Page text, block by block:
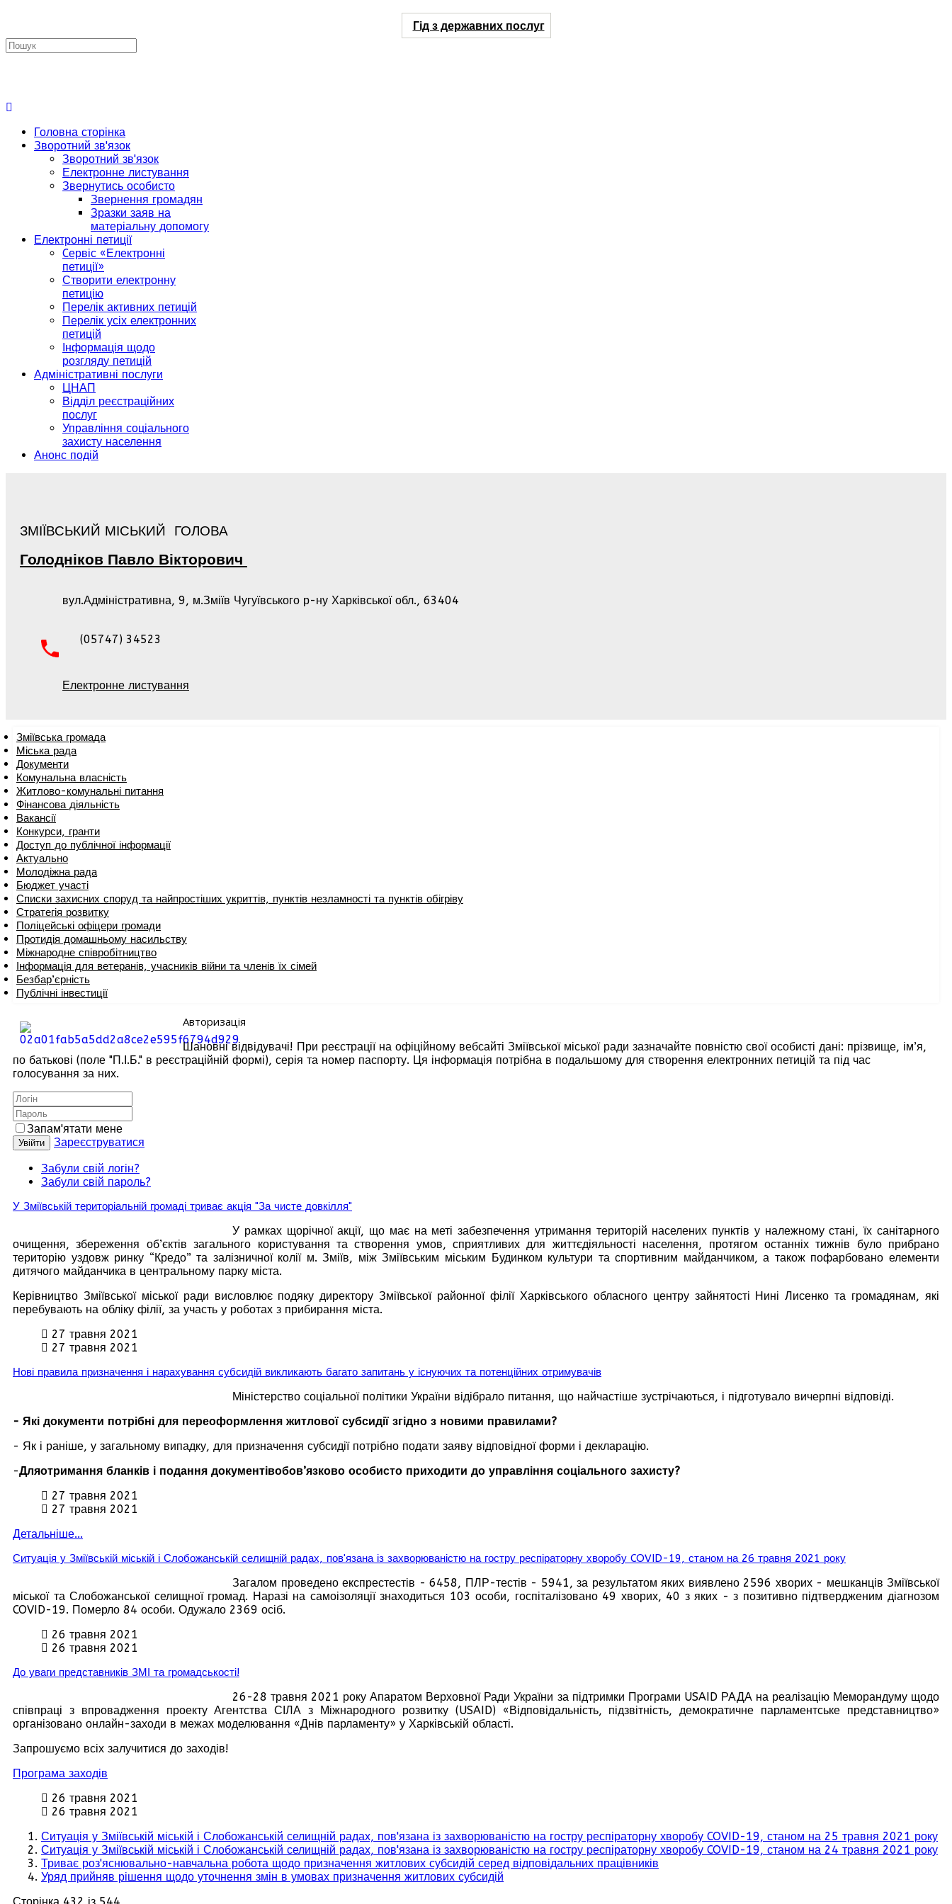
Гід з державних послуг
Головна сторінка
Зворотний зв'язок
Зворотний зв'язок
Електронне листування
Звернутись особисто
Звернення громадян
Зразки заяв на
матеріальну допомогу
Електронні петиції
Cервіс «Електронні
петиції»
Створити електронну
петицію
Перелік активних петицій
Перелік усіх електронних
петицій
Інформація щодо
розгляду петицій
Адміністративні послуги
ЦНАП
Відділ реєстраційних
послуг
Управління соціального
захисту населення
Анонс подій
ЗМІЇВСЬКИЙ МІСЬКИЙ ГОЛОВА
Голодніков Павло Вікторович
вул.Адміністративна, 9, м.Зміїв Чугуївського р-ну Харківської обл., 63404
(05747) 34523
Електронне листування
Зміївська громада
Міська рада
Документи
Комунальна власність
Житлово-комунальні питання
Фінансова діяльність
Вакансії
Конкурси, гранти
Доступ до публічної інформації
Актуально
Молодіжна рада
Бюджет участі
Списки захисних споруд та найпростіших укриттів, пунктів незламності та пунктів обігріву
Стратегія розвитку
Поліцейські офіцери громади
Протидія домашньому насильству
Міжнародне співробітництво
Інформація для ветеранів, учасників війни та членів їх сімей
Безбар’єрність
Публічні інвестиції
Авторизація
Шановні відвідувачі! При реєстрації на офіційному вебсайті Зміївської міської ради зазначайте повністю свої особисті дані: прізвище, ім’я,
по батькові (поле "П.І.Б." в реєстраційній формі), серія та номер паспорту. Ця інформація потрібна в подальшому для створення електронних петицій та під час
голосування за них.
Запам'ятати мене
Увійти
Зареєструватися
Забули свій логін?
Забули свій пароль?
У Зміївській територіальній громаді триває акція "За чисте довкілля"
У рамках щорічної акції, що має на меті забезпечення утримання територій населених пунктів у належному стані, їх санітарного
очищення, збереження об’єктів загального користування та створення умов, сприятливих для життєдіяльності населення, протягом останніх тижнів було прибрано
територію уздовж ринку “Кредо” та залізничної колії м. Зміїв, між Зміївським міським Будинком культури та спортивним майданчиком, а також пофарбовано елементи
дитячого майданчика в центральному парку міста.
Керівництво Зміївської міської ради висловлює подяку директору Зміївської районної філії Харківського обласного центру зайнятості Нині Лисенко та громадянам, які
перебувають на обліку філії, за участь у роботах з прибирання міста.
27 травня 2021
27 травня 2021
Нові правила призначення і нарахування субсидій викликають багато запитань у існуючих та потенційних отримувачів
Міністерство соціальної політики України відібрало питання, що найчастіше зустрічаються, і підготувало вичерпні відповіді.
- Які документи потрібні для переоформлення житлової субсидії згідно з новими правилами?
- Як і раніше, у загальному випадку, для призначення субсидії потрібно подати заяву відповідної форми і декларацію.
-Дляотримання бланків і подання документівобов’язково особисто приходити до управління соціального захисту?
27 травня 2021
27 травня 2021
Детальніше...
Ситуація у Зміївській міській і Слобожанській селищній радах, пов'язана із захворюваністю на гостру респіраторну хворобу COVID-19, станом на 26 травня 2021 року
Загалом проведено експрестестів - 6458, ПЛР-тестів - 5941, за результатом яких виявлено 2596 хворих - мешканців Зміївської
міської та Слобожанської селищної громад. Наразі на самоізоляції знаходиться 103 особи, госпіталізовано 49 хворих, 40 з яких - з позитивно підтвердженим діагнозом
COVID-19. Померло 84 особи. Одужало 2369 осіб.
26 травня 2021
26 травня 2021
До уваги представників ЗМІ та громадськості!
26-28 травня 2021 року Апаратом Верховної Ради України за підтримки Програми USAID РАДА на реалізацію Меморандуму щодо
співпраці з впровадження проекту Агентства СІЛА з Міжнародного розвитку (USAID) «Відповідальність, підзвітність, демократичне парламентське представництво»
організовано онлайн-заходи в межах моделювання «Днів парламенту» у Харківській області.
Запрошуємо всіх залучитися до заходів!
Програма заходів
26 травня 2021
26 травня 2021
Ситуація у Зміївській міській і Слобожанській селищній радах, пов'язана із захворюваністю на гостру респіраторну хворобу COVID-19, станом на 25 травня 2021 року
Ситуація у Зміївській міській і Слобожанській селищній радах, пов'язана із захворюваністю на гостру респіраторну хворобу COVID-19, станом на 24 травня 2021 року
Триває роз'яснювально-навчальна робота щодо призначення житлових субсидій серед відповідальних працівників
Уряд прийняв рішення щодо уточнення змін в умовах призначення житлових субсидій